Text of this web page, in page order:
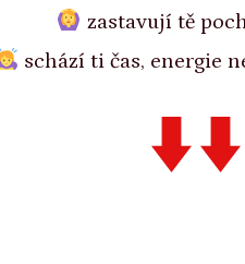
zastavují tě
schází ti čas, energie